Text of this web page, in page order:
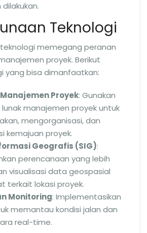
Teknologi
memegang peranan
proyek. Berikut
yang bisa dimanfaatkan:
Proyek: Gunakan
manajemen proyek untuk
mengorganisasi, dan
kemajuan proyek.
Geografis (SIG):
perencanaan yang lebih
visualisasi data geospasial
terkait lokasi proyek.
Monitoring: Implementasikan
memantau kondisi jalan dan
real-time.